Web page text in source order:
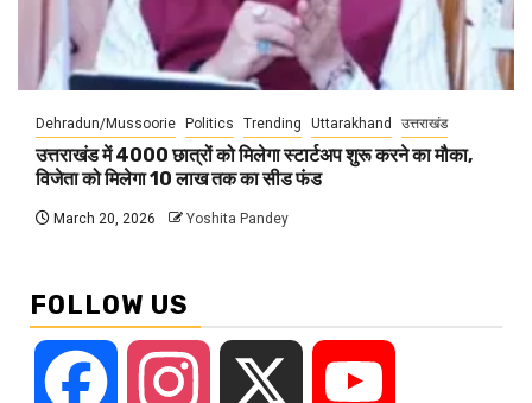
Dehradun/Mussoorie Politics Trending Uttarakhand उत्तराखंड
उत्तराखंड में 4000 छात्रों को मिलेगा स्टार्टअप शुरू करने का मौका,
विजेता को मिलेगा 10 लाख तक का सीड फंड
March 20, 2026 Yoshita Pandey
FOLLOW US
Facebook Instagram